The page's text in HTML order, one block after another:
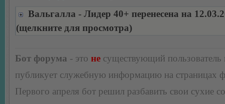
Вальгалла - Лидер 40+ перенесена на
(щелкните для просмотра)
Бот форума - это не существующий пользователь
публикует служебную информацию на страницах
Первого апреля бот решил разбавить свои сухие